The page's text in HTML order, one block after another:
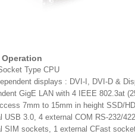
Type CPU
displays : DVI-I, DVI-D &
GigE LAN with 4 IEEE 802.3at
7mm to 15mm in height SSD/
USB 3.0, 4 external COM RS-232/
SIM sockets, 1 external CFast